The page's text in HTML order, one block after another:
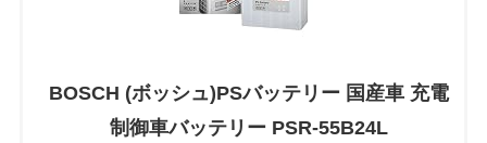
BOSCH (ボッシュ)PSバッテリー 国産車 充電
制御車バッテリー PSR-55B24L